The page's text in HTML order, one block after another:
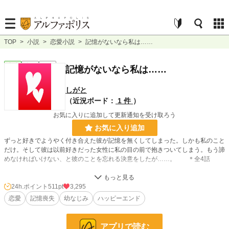
TOP > 小説 > 恋愛小説 > 記憶がないなら私は……
完結 短編 記憶がないなら私は……
しがと
（近況ボード：
1 件 ）
お気に入りに追加して更新通知を受け取ろう
お気に入り追加
ずっと好きでようやく付き合えた彼が記憶を無くしてしまった。しかも私のこと
だけ。そして彼は以前好きだった女性に私の目の前で抱きついてしまう。もう諦
めなければいけない、と彼のことを忘れる決意をしたが……。 ＊全4話
2,663 位 / 228,633 件
恋愛 1,477 位 / 66,325 件
24h.ポイント 511pt
3,295
恋愛
記憶喪失 幼なじみ ハッピーエンド
アプリで読む